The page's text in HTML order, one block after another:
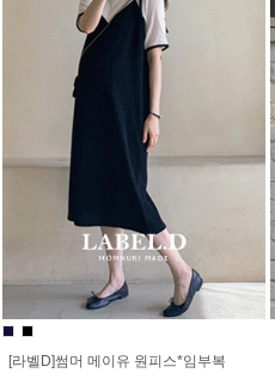
[라벨D]썸머 메이유 원피스*임부복